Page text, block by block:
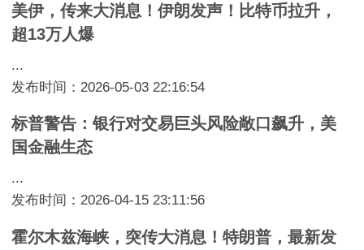
美伊，传来大消息！伊朗发声！比特币拉升，
超13万人爆
...
发布时间：2026-05-03 22:16:54
标普警告：银行对交易巨头风险敞口飙升，美
国金融生态
...
发布时间：2026-04-15 23:11:56
霍尔木兹海峡，突传大消息！特朗普，最新发